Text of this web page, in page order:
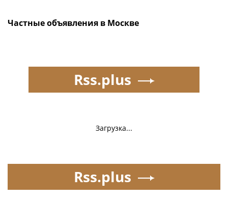
Частные объявления в Москве
Загрузка...
Rss.plus
Rss.plus